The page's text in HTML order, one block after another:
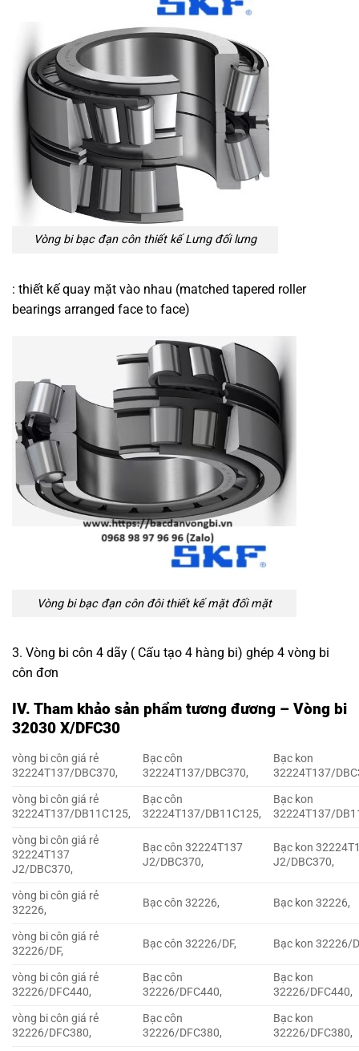
Vòng bi bạc đạn côn thiết kế Lưng đối lưng
: thiết kế quay mặt vào nhau (matched tapered roller
bearings arranged face to face)
Vòng bi bạc đạn côn đôithiết kế mặt đối mặt
3. Vòng bi côn 4 dãy ( Cấu tạo 4 hàng bi) ghép 4 vòng bi
côn đơn
IV. Tham khảo sản phẩm tương đương – Vòng bi
32030 X/DFC30
vòng bi côn giá rẻ
32224T137/DBC370,
Bạc côn
32224T137/DBC370,
Bạc kon
32224T137/
vòng bi côn giá rẻ
32224T137/DB11C125,
Bạc côn
32224T137/DB11C125,
Bạc kon
32224T137/
vòng bi côn giá rẻ
32224T137
J2/DBC370,
Bạc côn 32224T137
J2/DBC370,
Bạc kon
J2/DBC370,
vòng bi côn giá rẻ
32226,
Bạc côn 32226, Bạc kon 32226,
vòng bi côn giá rẻ
32226/DF,
Bạc côn 32226/DF, Bạc kon 32226/
vòng bi côn giá rẻ
32226/DFC440,
Bạc côn
32226/DFC440,
Bạc kon
32226/DFC440,
vòng bi côn giá rẻ
32226/DFC380,
Bạc côn
32226/DFC380,
Bạc kon
32226/DFC380,